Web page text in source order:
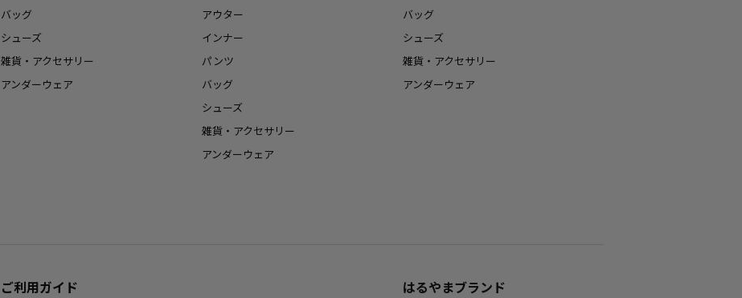
バッグ
シューズ
雑貨・アクセサリー
アンダーウェア
アウター
インナー
パンツ
バッグ
シューズ
雑貨・アクセサリー
アンダーウェア
バッグ
シューズ
雑貨・アクセサリー
アンダーウェア
ご利用ガイド はるやまブランド